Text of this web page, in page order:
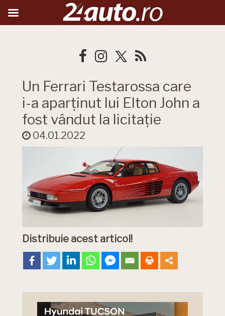
Un Ferrari Testarossa care
i-a aparținut lui Elton John a
fost vândut la licitație
04.01.2022
Distribuie acest articol!